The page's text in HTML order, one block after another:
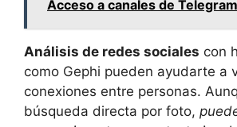
Acceso a canales de
Análisis de redes sociales con
como Gephi pueden ayudarte a
conexiones entre personas.
búsqueda directa por foto,